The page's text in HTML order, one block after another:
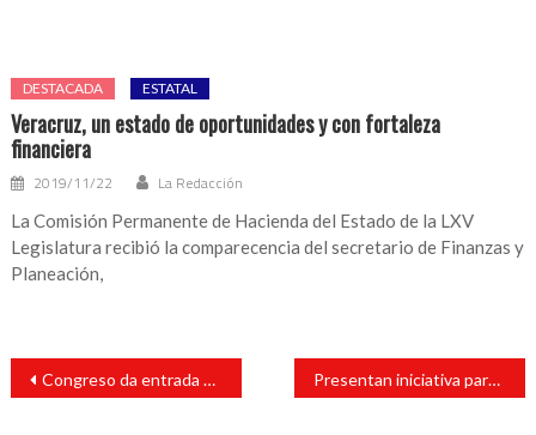
DESTACADA ESTATAL
Veracruz, un estado de oportunidades y con fortaleza
financiera
2019/11/22 La Redacción
La Comisión Permanente de Hacienda del Estado de la LXV
Legislatura recibió la comparecencia del secretario de Finanzas y
Planeación,
Navegación
entradas
Congreso da entrada a iniciativa que crea los Juzgados Laborales Presentan iniciativa para participación ciudadana en legislación municipal